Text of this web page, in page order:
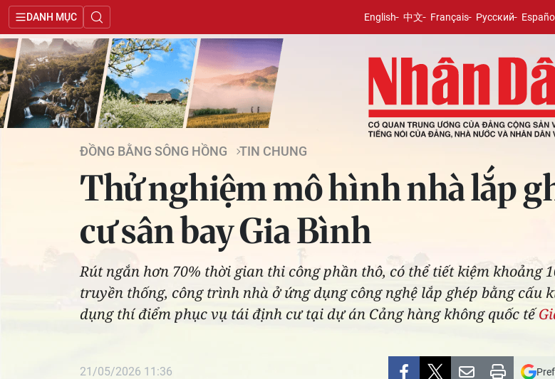
DANH MỤC English 中文 Français Русский
ĐỒNG BẰNG SÔNG HỒNG TIN CHUNG
Thử nghiệm mô hình nhà lắp
cư sân bay Gia Bình
Rút ngắn hơn 70% thời gian thi công phần thô, có thể tiết kiệm khoảng
truyền thống, công trình nhà ở ứng dụng công nghệ lắp ghép bằng cấu
dụng thí điểm phục vụ tái định cư tại dự án Cảng hàng không quốc tế
21/05/2026 11:36